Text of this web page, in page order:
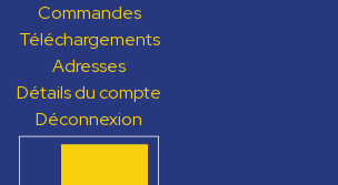
Commandes
Téléchargements
Adresses
Détails du compte
Déconnexion